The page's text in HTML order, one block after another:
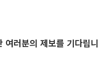
러분의 제보를 기다립니